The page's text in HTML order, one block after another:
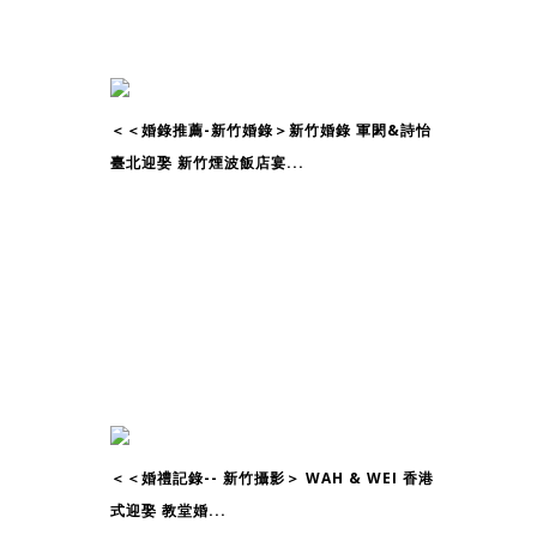
＜＜婚錄推薦-新竹婚錄＞新竹婚錄 軍閎&詩怡
臺北迎娶 新竹煙波飯店宴...
＜＜婚禮記錄-- 新竹攝影＞ WAH & WEI 香港
式迎娶 教堂婚...